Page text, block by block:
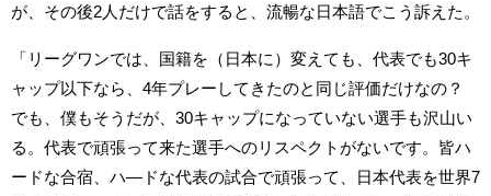
が、その後2人だけで話をすると、流暢な日本語でこう訴えた。
「リーグワンでは、国籍を（日本に）変えても、代表でも30キ
ャップ以下なら、4年プレーしてきたのと同じ評価だけなの？
でも、僕もそうだが、30キャップになっていない選手も沢山い
る。代表で頑張って来た選手へのリスペクトがないです。皆ハ
ードな合宿、ハ―ドな代表の試合で頑張って、日本代表を世界7